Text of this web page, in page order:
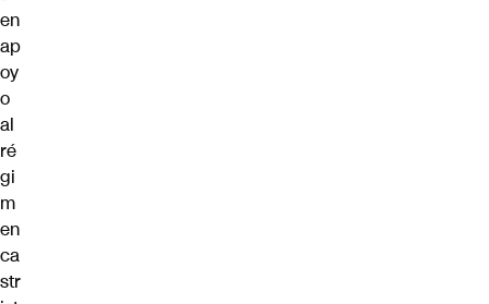
en
ap
oy
o
al
ré
gi
m
en
ca
str